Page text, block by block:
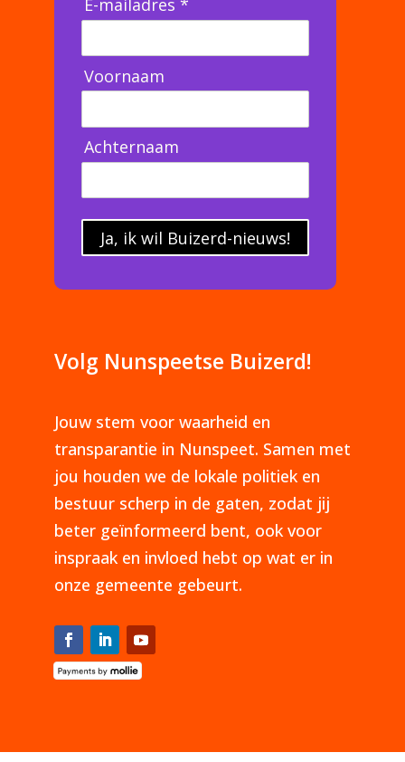
E-mailadres *
Voornaam
Achternaam
Ja, ik wil Buizerd-nieuws!
Volg Nunspeetse Buizerd!
Jouw stem voor waarheid en
transparantie in Nunspeet. Samen met
jou houden we de lokale politiek en
bestuur scherp in de gaten, zodat jij
beter geïnformeerd bent, ook voor
inspraak en invloed hebt op wat er in
onze gemeente gebeurt.